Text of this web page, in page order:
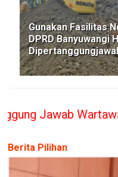
Gunakan Fasilitas
DPRD Banyuwangi
Masing-
Berita Pilihan